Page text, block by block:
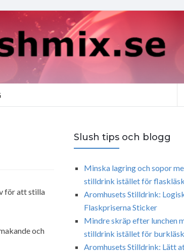
för att stilla
och
Slush tips och blogg
Minska lagring och sopor
stilldrink istället för flaskläsk
Aromhusets Stilldrink:
Flaskpriserna Sticker
Mindre skräp efter lunchen
stilldrink istället för burkläsk
Aromhusets Stilldrink: Lätt